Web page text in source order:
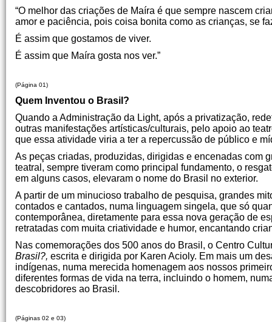
“O melhor das criações de Maíra é que sempre nascem
amor e paciência, pois coisa bonita como as crianças, se
É assim que gostamos de viver.
É assim que Maíra gosta nos ver.”
(Página 01)
Quem Inventou o Brasil?
Quando a Administração da Light, após a privatização,
outras manifestações artísticas/culturais, pelo apoio ao
que essa atividade viria a ter a repercussão de público e
As peças criadas, produzidas, dirigidas e encenadas com
teatral, sempre tiveram como principal fundamento, o
em alguns casos, elevaram o nome do Brasil no exterior.
A partir de um minucioso trabalho de pesquisa, grandes
contados e cantados, numa linguagem singela, que só
contemporânea, diretamente para essa nova geração de
retratadas com muita criatividade e humor, encantando
Nas comemorações dos 500 anos do Brasil, o Centro
Brasil?, escrita e dirigida por Karen Acioly. Em mais um
indígenas, numa merecida homenagem aos nossos
diferentes formas de vida na terra, incluindo o homem,
descobridores ao Brasil.
(Páginas 02 e 03)